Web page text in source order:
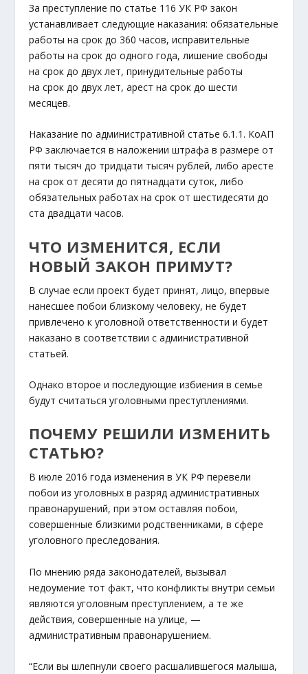
За преступление по статье 116 УК РФ закон
устанавливает следующие наказания: обязательные
работы на срок до 360 часов, исправительные
работы на срок до одного года, лишение свободы
на срок до двух лет, принудительные работы
на срок до двух лет, арест на срок до шести
месяцев.
Наказание по административной статье 6.1.1. КоАП
РФ заключается в наложении штрафа в размере от
пяти тысяч до тридцати тысяч рублей, либо аресте
на срок от десяти до пятнадцати суток, либо
обязательных работах на срок от шестидесяти до
ста двадцати часов.
ЧТО ИЗМЕНИТСЯ, ЕСЛИ
НОВЫЙ ЗАКОН ПРИМУТ?
В случае если проект будет принят, лицо, впервые
нанесшее побои близкому человеку, не будет
привлечено к уголовной ответственности и будет
наказано в соответствии с административной
статьей.
Однако второе и последующие избиения в семье
будут считаться уголовными преступлениями.
ПОЧЕМУ РЕШИЛИ ИЗМЕНИТЬ
СТАТЬЮ?
В июле 2016 года изменения в УК РФ перевели
побои из уголовных в разряд административных
правонарушений, при этом оставляя побои,
совершенные близкими родственниками, в сфере
уголовного преследования.
По мнению ряда законодателей, вызывал
недоумение тот факт, что конфликты внутри семьи
являются уголовным преступлением, а те же
действия, совершенные на улице, —
административным правонарушением.
“Если вы шлепнули своего расшалившегося малыша,